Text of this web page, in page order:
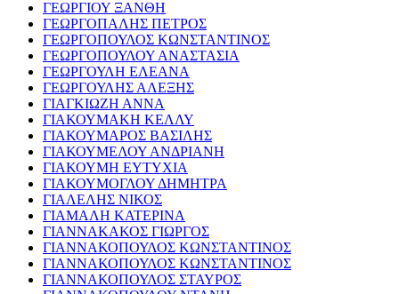
ΓΕΩΡΓΙΟΥ ΞΑΝΘΗ
ΓΕΩΡΓΟΠΑΛΗΣ ΠΕΤΡΟΣ
ΓΕΩΡΓΟΠΟΥΛΟΣ ΚΩΝΣΤΑΝΤΙΝΟΣ
ΓΕΩΡΓΟΠΟΥΛΟΥ ΑΝΑΣΤΑΣΙΑ
ΓΕΩΡΓΟΥΛΗ ΕΛΕΑΝΑ
ΓΕΩΡΓΟΥΛΗΣ ΑΛΕΞΗΣ
ΓΙΑΓΚΙΩΖΗ ΑΝΝΑ
ΓΙΑΚΟΥΜΑΚΗ ΚΕΛΛΥ
ΓΙΑΚΟΥΜΑΡΟΣ ΒΑΣΙΛΗΣ
ΓΙΑΚΟΥΜΕΛΟΥ ΑΝΔΡΙΑΝΗ
ΓΙΑΚΟΥΜΗ ΕΥΤΥΧΙΑ
ΓΙΑΚΟΥΜΟΓΛΟΥ ΔΗΜΗΤΡΑ
ΓΙΑΛΕΛΗΣ ΝΙΚΟΣ
ΓΙΑΜΑΛΗ ΚΑΤΕΡΙΝΑ
ΓΙΑΝΝΑΚΑΚΟΣ ΓΙΩΡΓΟΣ
ΓΙΑΝΝΑΚΟΠΟΥΛΟΣ ΚΩΝΣΤΑΝΤΙΝΟΣ
ΓΙΑΝΝΑΚΟΠΟΥΛΟΣ ΚΩΝΣΤΑΝΤΙΝΟΣ
ΓΙΑΝΝΑΚΟΠΟΥΛΟΣ ΣΤΑΥΡΟΣ